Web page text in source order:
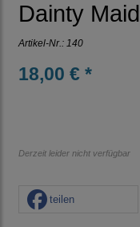
Dainty
Artikel-Nr.: 140
18,00 € *
Derzeit leider nicht verfügbar
teilen